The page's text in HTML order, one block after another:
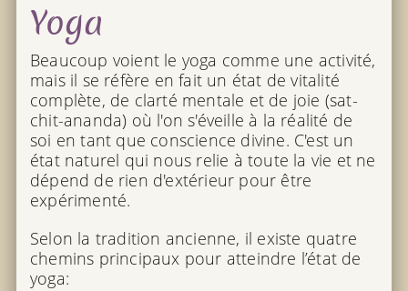
Yoga
Beaucoup voient le yoga comme une activité,
mais il se réfère en fait un état de vitalité
complète, de clarté mentale et de joie (sat-
chit-ananda) où l'on s'éveille à la réalité de
soi en tant que conscience divine. C'est un
état naturel qui nous relie à toute la vie et ne
dépend de rien d'extérieur pour être
expérimenté.
Selon la tradition ancienne, il existe quatre
chemins principaux pour atteindre l’état de
yoga: